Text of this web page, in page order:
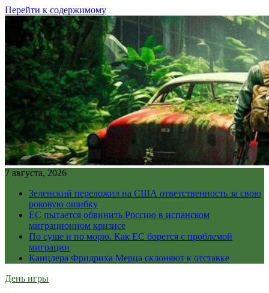
Перейти к содержимому
7 августа, 2026
Зеленский переложил на США ответственность за свою
роковую ошибку
ЕС пытается обвинить Россию в испанском
миграционном кризисе
По суше и по морю. Как ЕС борется с проблемой
миграции
Канцлера Фридриха Мерца склоняют к отставке
День игры